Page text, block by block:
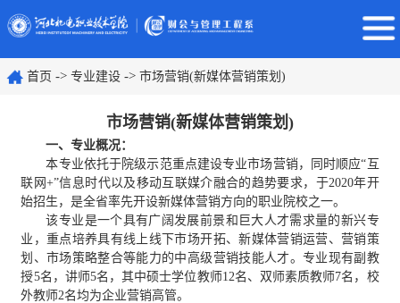
首页 -> 专业建设 -> 市场营销(新媒体营销策划)
市场营销(新媒体营销策划)
一、专业概况：
本专业依托于院级示范重点建设专业市场营销，同时顺应“互
联网+”信息时代以及移动互联媒介融合的趋势要求，于2020年开
始招生，是全省率先开设新媒体营销方向的职业院校之一。
该专业是一个具有广阔发展前景和巨大人才需求量的新兴专
业，重点培养具有线上线下市场开拓、新媒体营销运营、营销策
划、市场策略整合等能力的中高级营销技能人才。专业现有副教
授5名，讲师5名，其中硕士学位教师12名、双师素质教师7名，校
外教师2名均为企业营销高管。